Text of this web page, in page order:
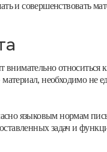
и совершенствовать
относиться
необходимо не
языковым нормам
задач и